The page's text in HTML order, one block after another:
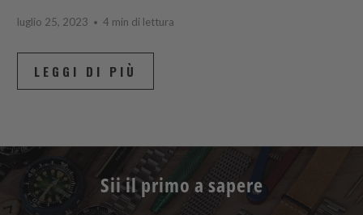
luglio 25, 2023 4 min di lettura
LEGGI DI PIÙ
Sii il primo a sapere